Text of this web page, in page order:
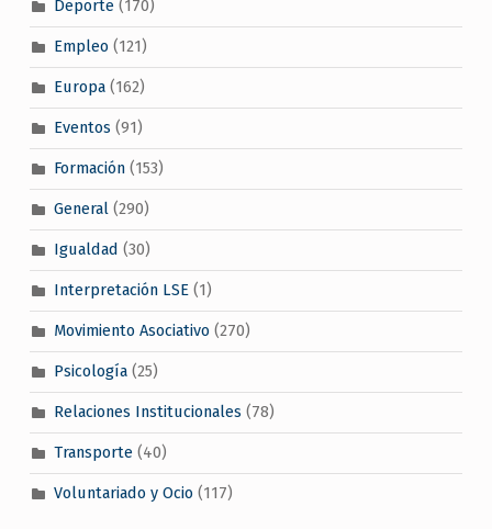
Deporte(170)
Empleo (121)
Europa(162)
Eventos (91)
Formación(153)
General(290)
Igualdad (30)
Interpretación LSE(1)
Movimiento Asociativo (270)
Psicología(25)
Relaciones Institucionales (78)
Transporte(40)
Voluntariado y Ocio (117)